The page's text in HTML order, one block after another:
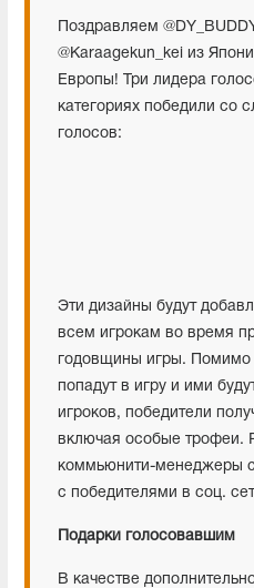
Поздравляем
@Karaagekun_kei из
Европы! Три лидера
категориях победили со
голосов:
Эти дизайны будут
всем игрокам во время
годовщины игры. Помимо
попадут в игру и ими
игроков, победители
включая особые трофеи.
коммьюнити-менеджеры
с победителями в соц.
Подарки голосовавшим
В качестве